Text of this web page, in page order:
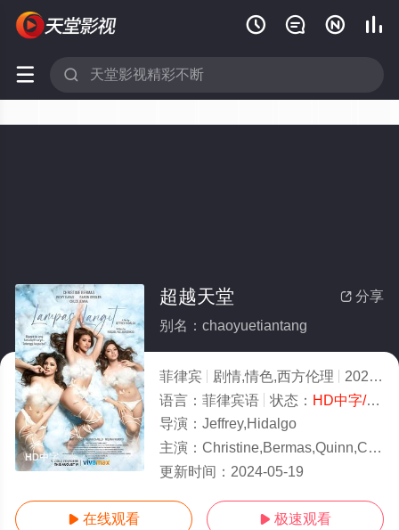
   
 
HD中字
 分享
超越天堂
别名：chaoyuetiantang
菲律宾 剧情,情色,西方伦理 2022
语言： 菲律宾语 状态： HD中字/高清
导演： Jeffrey,Hidalgo
主演： Christine,Bermas,Quinn,Carri
更新时间： 2024-05-19
 在线观看  极速观看